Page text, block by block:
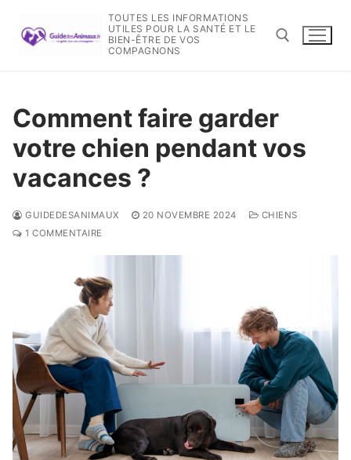
contenu
TOUTES LES INFORMATIONS
UTILES POUR LA SANTÉ ET LE
BIEN-ÊTRE DE VOS
COMPAGNONS
Comment faire garder
votre chien pendant vos
vacances ?
GUIDEDESANIMAUX 20 NOVEMBRE 2024
CHIENS
1 COMMENTAIRE